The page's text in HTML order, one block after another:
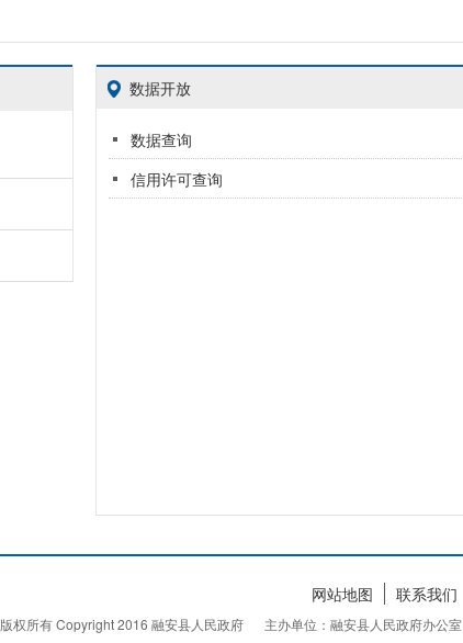
数据开放
数据查询
信用许可查询
网站地图 联系我们
版权所有 Copyright 2016 融安县人民政府 主办单位：融安县人民政府办公室